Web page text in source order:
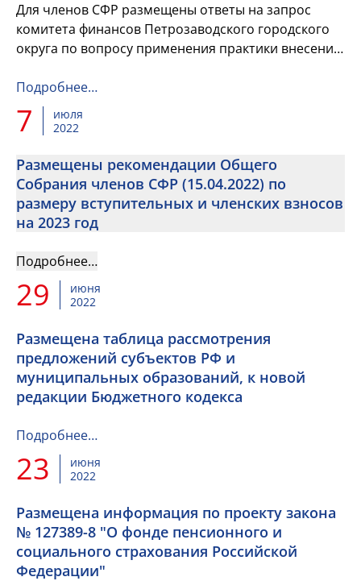
Для членов СФР размещены ответы на запрос
комитета финансов Петрозаводского городского
округа по вопросу применения практики внесения
образования на долгос...
Подробнее…
7
июля
2022
Размещены рекомендации Общего
Собрания членов СФР (15.04.2022) по
размеру вступительных и членских взносов
на 2023 год
Подробнее…
29
июня
2022
Размещена таблица рассмотрения
предложений субъектов РФ и
муниципальных образований, к новой
редакции Бюджетного кодекса
Подробнее…
23
июня
2022
Размещена информация по проекту закона
№ 127389-8 "О фонде пенсионного и
социального страхования Российской
Федерации"